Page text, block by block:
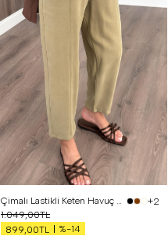
Çimalı Lastikli Keten Havuç Pantolon Haki
+2
1.049,00TL
899,00TL
%-14